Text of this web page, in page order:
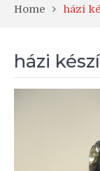
Home házi
házi